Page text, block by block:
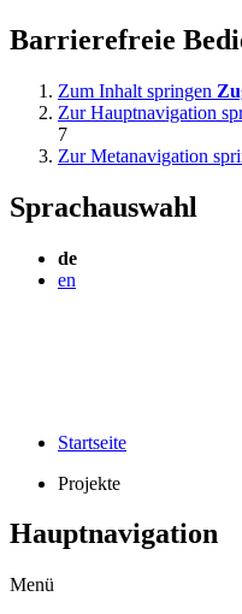
Barrierefreie
Zum Inhalt springen
Zur Hauptnavigation
7
Zur Metanavigation
Sprachauswahl
de
en
Startseite
Projekte
Hauptnavigation
Menü